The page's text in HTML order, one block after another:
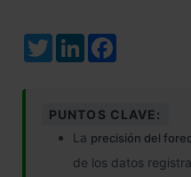
TwitterLinkedIn
PUNTOS CLAVE:
La precisión del
de los datos